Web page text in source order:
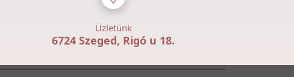
Üzletünk
6724 Szeged, Rigó u 18.